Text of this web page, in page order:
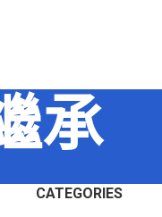
承
CATEGORIES